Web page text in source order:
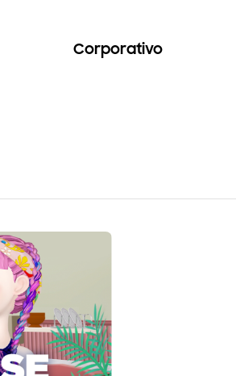
Corporativo